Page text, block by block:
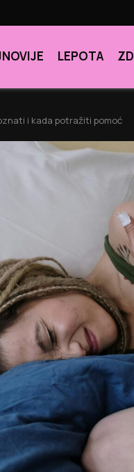
LEPOTA
i kada potražiti pomoć